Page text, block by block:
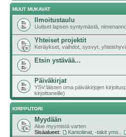
MUUT MUKAVAT
Ilmoitustaulu
Uutiset lapsen syntymästä,
Yhteiset projektit
Keräykset, vaihdot, sysvyt,
Etsin ystävää...
Päiväkirjat
YSV:läisten oma päiväkirjojen
kirjoittaneille)
KIRPPUTORI
Myydään
Alue myymistä varten
Sisäalueet:
Kantoliinat, -takit yms.